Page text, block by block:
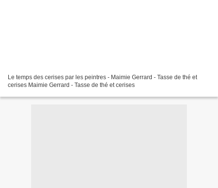
Le temps des cerises par les peintres - Maimie Gerrard - Tasse de thé et
cerises Maimie Gerrard - Tasse de thé et cerises